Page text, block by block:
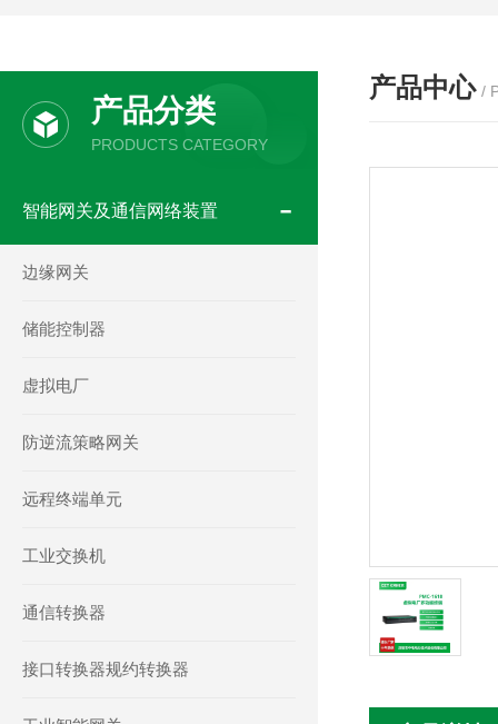
产品分类
PRODUCTS CATEGORY
智能网关及通信网络装置
边缘网关
储能控制器
虚拟电厂
防逆流策略网关
远程终端单元
工业交换机
通信转换器
接口转换器规约转换器
产品中心 /